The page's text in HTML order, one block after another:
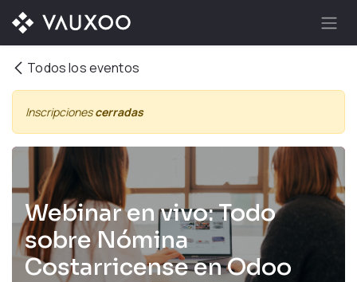
Ir al contenido
Todos los eventos
Inscripcionescerradas
Webinar en vivo: Todo
sobre Nómina
Costarricense en Odoo